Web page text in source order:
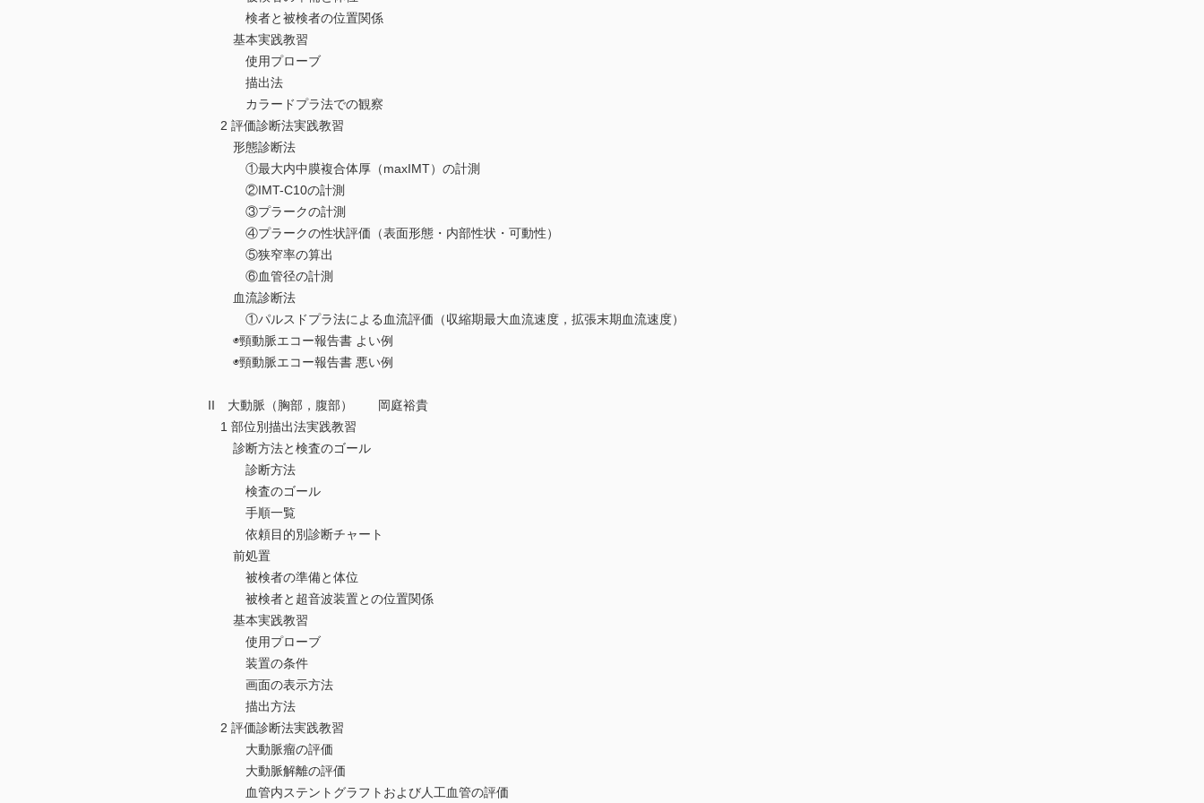
検者と被検者の位置関係
基本実践教習
使用プローブ
描出法
カラードプラ法での観察
2 評価診断法実践教習
形態診断法
①最大内中膜複合体厚（maxIMT）の計測
②IMT-C10の計測
③プラークの計測
④プラークの性状評価（表面形態・内部性状・可動性）
⑤狭窄率の算出
⑥血管径の計測
血流診断法
①パルスドプラ法による血流評価（収縮期最大血流速度，拡張末期血流速度）
◉頸動脈エコー報告書 よい例
◉頸動脈エコー報告書 悪い例
II 大動脈（胸部，腹部） 岡庭裕貴
1 部位別描出法実践教習
診断方法と検査のゴール
診断方法
検査のゴール
手順一覧
依頼目的別診断チャート
前処置
被検者の準備と体位
被検者と超音波装置との位置関係
基本実践教習
使用プローブ
装置の条件
画面の表示方法
描出方法
2 評価診断法実践教習
大動脈瘤の評価
大動脈解離の評価
血管内ステントグラフトおよび人工血管の評価